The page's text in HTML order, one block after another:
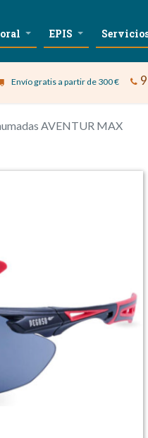
EPIS
Envío gratis a partir de 300 €
AVENTUR MAX